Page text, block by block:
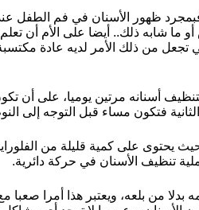
ظهور الأسنان في فم الطفل
شابه ذلك.. أيضا على الأم أن تعلم
من ذلك الأمر لديه عادة مكتسبة
أسنانه مرتين يوميا، على أن
فتكون مساء قبل التوجه إلى
يحتوى على كمية قليلة من
تنظيف الأسنان في حركة دائرية.
من بلعه، ويعتبر هذا أمرا صعبا